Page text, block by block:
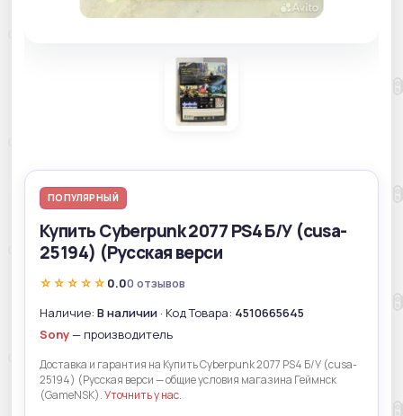
ПОПУЛЯРНЫЙ
Купить Cyberpunk 2077 PS4 Б/У (cusa-
25194) (Русская верси
☆☆☆☆☆ 0.00 отзывов
Наличие: В наличии · Код Товара: 4510665645
Sony— производитель
Доставка и гарантия на Купить Cyberpunk 2077 PS4 Б/У (cusa-
25194) (Русская верси — общие условия магазина Геймнск
(GameNSK).Уточнить у нас.